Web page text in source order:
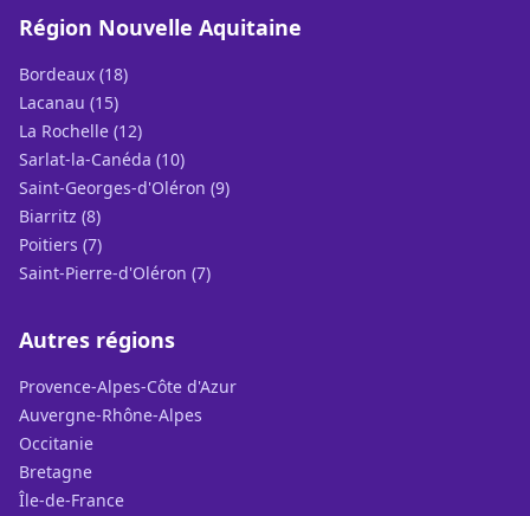
Région Nouvelle Aquitaine
Bordeaux (18)
Lacanau (15)
La Rochelle (12)
Sarlat-la-Canéda (10)
Saint-Georges-d'Oléron (9)
Biarritz (8)
Poitiers (7)
Saint-Pierre-d'Oléron (7)
Autres régions
Provence-Alpes-Côte d'Azur
Auvergne-Rhône-Alpes
Occitanie
Bretagne
Île-de-France